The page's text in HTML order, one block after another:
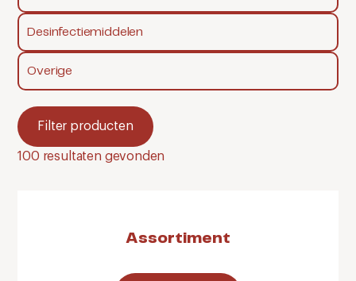
Desinfectiemiddelen
Overige
Filter producten
100 resultaten gevonden
Assortiment